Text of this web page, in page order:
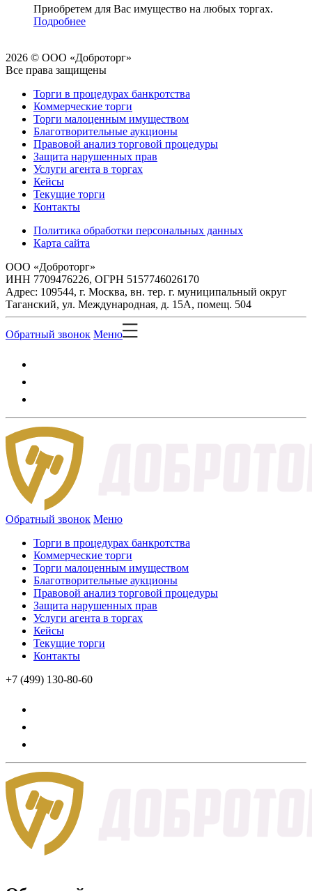
Приобретем для Вас имущество на любых торгах.
Подробнее
2026 © ООО «Доброторг»
Все права защищены
Торги в процедурах банкротства
Коммерческие торги
Торги малоценным имуществом
Благотворительные аукционы
Правовой анализ торговой процедуры
Защита нарушенных прав
Услуги агента в торгах
Кейсы
Текущие торги
Контакты
Политика обработки персональных данных
Карта сайта
ООО «Доброторг»
ИНН 7709476226, ОГРН 5157746026170
Адрес: 109544, г. Москва, вн. тер. г. муниципальный округ
Таганский, ул. Международная, д. 15А, помещ. 504
Обратный звонок Меню
Обратный звонок Меню
Торги в процедурах банкротства
Коммерческие торги
Торги малоценным имуществом
Благотворительные аукционы
Правовой анализ торговой процедуры
Защита нарушенных прав
Услуги агента в торгах
Кейсы
Текущие торги
Контакты
+7 (499) 130-80-60